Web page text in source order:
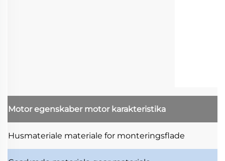
Motor egenskaber motor karakteristika
Husmateriale materiale for monteringsflade